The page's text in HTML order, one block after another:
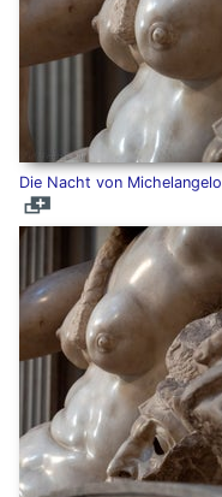
Die Nacht von Michelangelo